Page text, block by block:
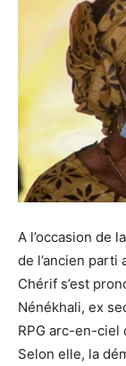
A l’occasion de
de l’ancien parti
Chérif s’est
Nénékhali, ex
RPG arc-en-ciel
Selon elle, la